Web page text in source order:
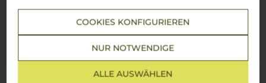
COOKIES KONFIGURIEREN
NUR NOTWENDIGE
ALLE AUSWÄHLEN